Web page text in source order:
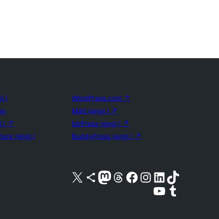
↗
(engl.)
WordPress.com ↗
Matt (engl.) ↗
bbPress (engl.) ↗
BuddyPress (engl.) ↗
Unser X-Konto (früher Twitter) besuchen
Unser Bluesky-Konto besuchen
Unser Mastodon-Konto besuchen
Unser Threads-Konto besuchen
Unsere Facebook-Seite besuchen
Unser Instagram-Konto besuchen
Unser LinkedIn-Konto besuchen
Unser TikTok-Konto
Unseren YouTube-Kanal besuchen
Unser Tumblr-Konto